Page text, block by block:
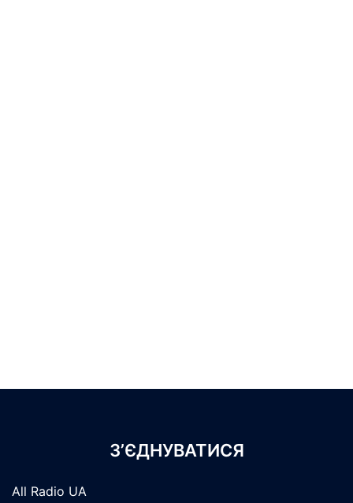
З’ЄДНУВАТИСЯ
All Radio UA